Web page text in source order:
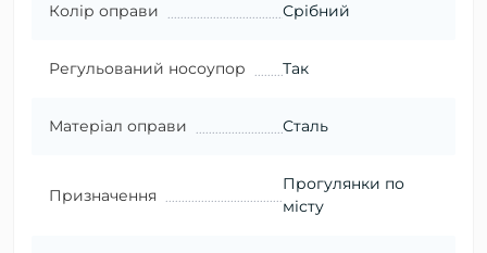
Колір оправи Срібний
Регульований носоупор Так
Матеріал оправи Сталь
Призначення
Прогулянки по
місту